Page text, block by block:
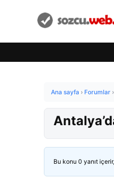
Ana sayfa › Forumlar ›
Bu konu 0 yanıt